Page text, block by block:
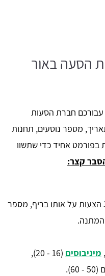
הסעה באור
עבורכם חברת הסעות
מספר נוסעים, תחנות
בפורמט אחיד כדי שתשוו
קצר:
מקבלים עד 3 הצעות על אותו בריף, מספר
מיניבוסים
(16 - 20),